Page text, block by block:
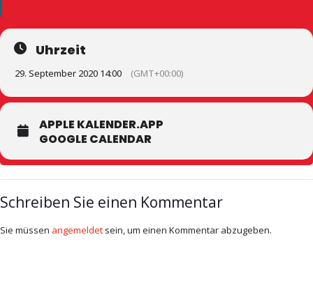
Uhrzeit
29. September 2020 14:00 (GMT+00:00)
APPLE KALENDER.APP
GOOGLE CALENDAR
Schreiben Sie einen Kommentar
Sie müssen angemeldet sein, um einen Kommentar abzugeben.